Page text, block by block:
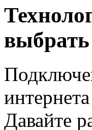
выбрать
Давайте